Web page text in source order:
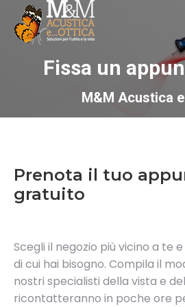
Fissa un
M&M Acustica
Prenota il tuo
gratuito
Scegli il negozio più vicino a te
di cui hai bisogno. Compila il
nostri specialisti della vista e
ricontatteranno in poche ore